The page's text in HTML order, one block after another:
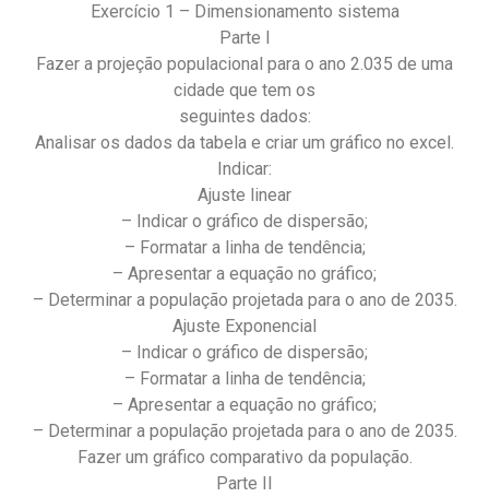
Exercício 1 – Dimensionamento sistema
Parte I
Fazer a projeção populacional para o ano 2.035 de uma
cidade que tem os
seguintes dados:
Analisar os dados da tabela e criar um gráfico no excel.
Indicar:
Ajuste linear
– Indicar o gráfico de dispersão;
– Formatar a linha de tendência;
– Apresentar a equação no gráfico;
– Determinar a população projetada para o ano de 2035.
Ajuste Exponencial
– Indicar o gráfico de dispersão;
– Formatar a linha de tendência;
– Apresentar a equação no gráfico;
– Determinar a população projetada para o ano de 2035.
Fazer um gráfico comparativo da população.
Parte II